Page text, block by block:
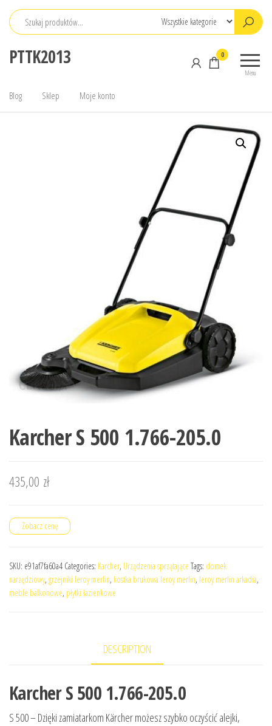
Przejdź
PTTK2013
Menu
0
Blog Sklep Moje konto
Karcher S 500 1.766-205.0
435,00 zł
Zobacz cenę
SKU: e91af7fa60a4 Categories: Karcher, Urządzenia sprzątające Tags: domek
narzędziowy, grzejniki leroy merlin, kostka brukowa leroy merlin, leroy merlin arkadia,
meble balkonowe, płytki łazienkowe
DESCRIPTION
Karcher S 500 1.766-205.0
S 500 – Dzięki zamiatarkom Kärcher możesz szybko oczyścić alejki,